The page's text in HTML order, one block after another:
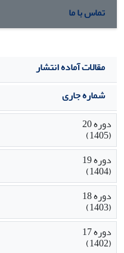
تماس با ما
مقالات آماده انتشار
شماره جاری
دوره 20
(1405)
دوره 19
(1404)
دوره 18
(1403)
دوره 17
(1402)